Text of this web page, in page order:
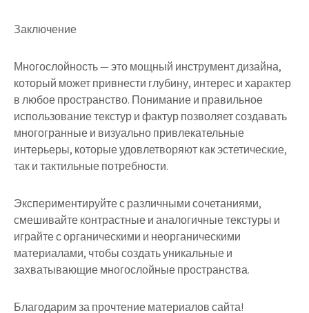
Заключение
Многослойность — это мощный инструмент дизайна,
который может привнести глубину, интерес и характер
в любое пространство. Понимание и правильное
использование текстур и фактур позволяет создавать
многогранные и визуально привлекательные
интерьеры, которые удовлетворяют как эстетические,
так и тактильные потребности.
Экспериментируйте с различными сочетаниями,
смешивайте контрастные и аналогичные текстуры и
играйте с органическими и неорганическими
материалами, чтобы создать уникальные и
захватывающие многослойные пространства.
Благодарим за прочтение материалов сайта!